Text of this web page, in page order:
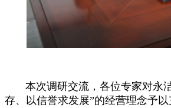
本次调研交流，各位专家对永
存、以信誉求发展”的经营理念予以